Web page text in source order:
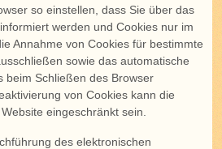
so einstellen, dass Sie über das
werden und Cookies nur im
Annahme von Cookies für bestimmte
sowie das automatische
beim Schließen des Browser
von Cookies kann die
eingeschränkt sein.
des elektronischen